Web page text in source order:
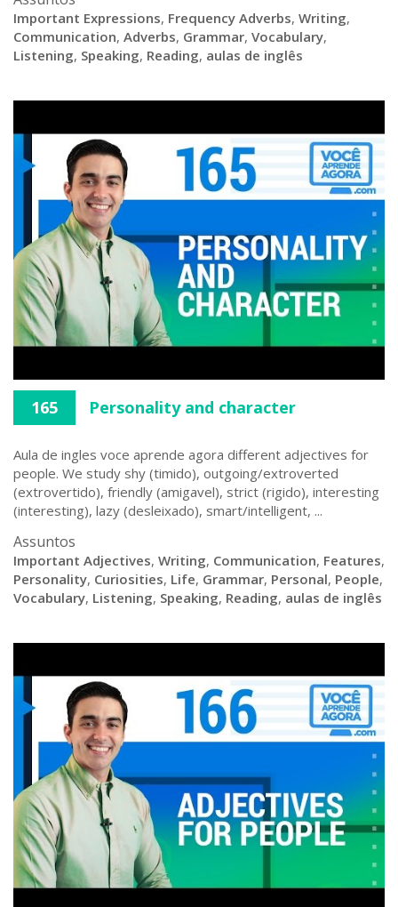
Important Expressions, Frequency Adverbs, Writing,
Communication, Adverbs, Grammar, Vocabulary,
Listening, Speaking, Reading, aulas de inglês
165 Personality and character
Aula de ingles voce aprende agora different adjectives for
people. We study shy (timido), outgoing/extroverted
(extrovertido), friendly (amigavel), strict (rigido), interesting
(interesting), lazy (desleixado), smart/intelligent, ...
Assuntos
Important Adjectives, Writing, Communication, Features,
Personality, Curiosities, Life, Grammar, Personal, People,
Vocabulary, Listening, Speaking, Reading, aulas de inglês